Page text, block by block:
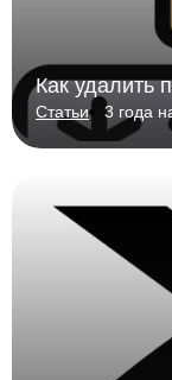
Как удалить
Статьи 3 года